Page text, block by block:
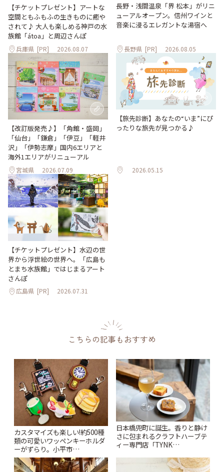
【チケットプレゼント】アートな
空間ともふもふの生きものに癒や
されて♪ 大人も楽しめる神戸の水
族館「átoa」と周辺さんぽ
兵庫県 [PR] 2026.08.07
長野・浅間温泉「界 松本」がリニ
ューアルオープン。信州ワインと
音楽に浸るエレガントな湯宿へ
長野県 [PR] 2026.08.05
【改訂版発売♪】「角館・盛岡」
「仙台」「鎌倉」「伊豆」「軽井
沢」「伊勢志摩」国内6エリアと
海外1エリアがリニューアル
宮城県 2026.07.09
【旅先診断】あなたの“いま”にぴ
ったりな旅先が見つかる♪
2026.05.15
【チケットプレゼント】水辺の世
界から浮世絵の世界へ。「広島も
とまち水族館」ではじまるアート
さんぽ
広島県 [PR] 2026.07.31
こちらの記事もおすすめ
カスタマイズも楽しい!約500種
類の可愛いワッペンキーホルダ
ーがずらり。小平市
「Kimamaya T&K」 | ことりっ
ぷ
日本橋兜町に誕生。香りと静け
さに包まれるクラフトハーブテ
ィー専門店「TYNK